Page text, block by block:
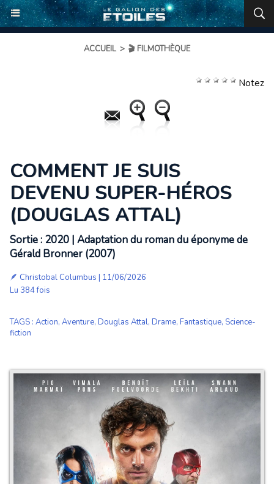
ACCUEIL > 🎬 FILMOTHÈQUE
Notez
COMMENT JE SUIS
DEVENU SUPER-HÉROS
(DOUGLAS ATTAL)
Sortie : 2020 | Adaptation du roman du éponyme de
Gérald Bronner (2007)
🪶 Christobal Columbus | 11/06/2026
Lu 384 fois
TAGS : Action, Aventure, Douglas Attal, Drame, Fantastique, Science-
fiction